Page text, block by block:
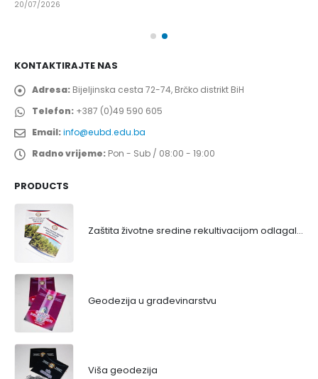
20/07/2026
KONTAKTIRAJTE NAS
Adresa: Bijeljinska cesta 72-74, Brčko distrikt BiH
Telefon: +387 (0)49 590 605
Email:info@eubd.edu.ba
Radno vrijeme: Pon - Sub / 08:00 - 19:00
PRODUCTS
Zaštita životne sredine rekultivacijom odlagališta
Geodezija u građevinarstvu
Viša geodezija